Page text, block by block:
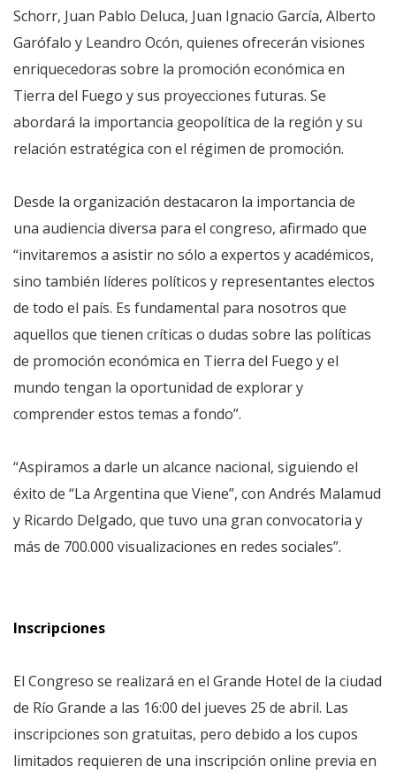
Schorr, Juan Pablo Deluca, Juan Ignacio García, Alberto
Garófalo y Leandro Ocón, quienes ofrecerán visiones
enriquecedoras sobre la promoción económica en
Tierra del Fuego y sus proyecciones futuras. Se
abordará la importancia geopolítica de la región y su
relación estratégica con el régimen de promoción.
Desde la organización destacaron la importancia de
una audiencia diversa para el congreso, afirmado que
“invitaremos a asistir no sólo a expertos y académicos,
sino también líderes políticos y representantes electos
de todo el país. Es fundamental para nosotros que
aquellos que tienen críticas o dudas sobre las políticas
de promoción económica en Tierra del Fuego y el
mundo tengan la oportunidad de explorar y
comprender estos temas a fondo”.
“Aspiramos a darle un alcance nacional, siguiendo el
éxito de “La Argentina que Viene”, con Andrés Malamud
y Ricardo Delgado, que tuvo una gran convocatoria y
más de 700.000 visualizaciones en redes sociales”.
Inscripciones
El Congreso se realizará en el Grande Hotel de la ciudad
de Río Grande a las 16:00 del jueves 25 de abril. Las
inscripciones son gratuitas, pero debido a los cupos
limitados requieren de una inscripción online previa en